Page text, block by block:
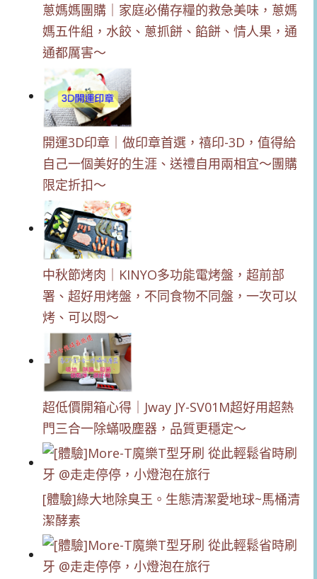
蔥媽媽團購｜家庭必備存糧的救急美味，蔥媽
媽五件組，水餃、蔥抓餅、餡餅、情人果，通
通都厲害～
開運3D印章｜做印章首選，禧印-3D，值得給
自己一個美好的生涯、送禮自用兩相宜～團購
限定折扣～
中秋節烤肉｜KINYO多功能電烤盤，超前部
署、超好用烤盤，不同食物不同盤，一次可以
烤、可以悶～
超低價開箱心得｜Jway JY-SV01M超好用超熱
門三合一除蟎吸塵器，品質更穩定～
[體驗]綠大地除臭王。生態清潔愛地球~馬桶清
潔酵素